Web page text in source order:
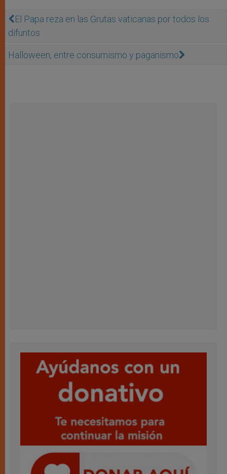
El Papa reza en las Grutas vaticanas por todos los
difuntos
Halloween, entre consumismo y paganismo